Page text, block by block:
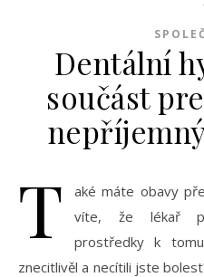
Dentální
součást
T
aké máte obavy
víte, že lékař
prostředky k
znecitlivěl a necítili jste